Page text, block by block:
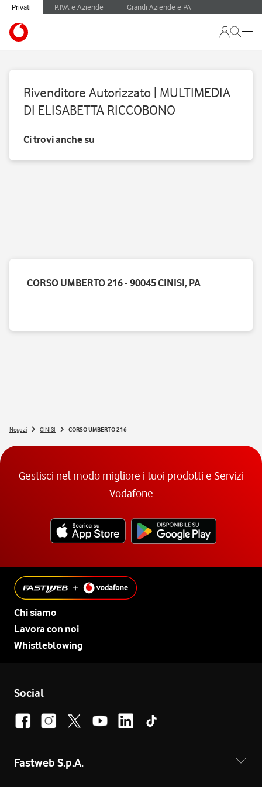
Privati P.IVA e Aziende Grandi Aziende e PA
Rivenditore Autorizzato | MULTIMEDIA
DI ELISABETTA RICCOBONO
Ci trovi anche su
CORSO UMBERTO 216 - 90045 CINISI, PA
Negozi CINISI CORSO UMBERTO 216
Gestisci nel modo migliore i tuoi prodotti e Servizi
Vodafone
Chi siamo
Lavora con noi
Whistleblowing
Social
Fastweb S.p.A.